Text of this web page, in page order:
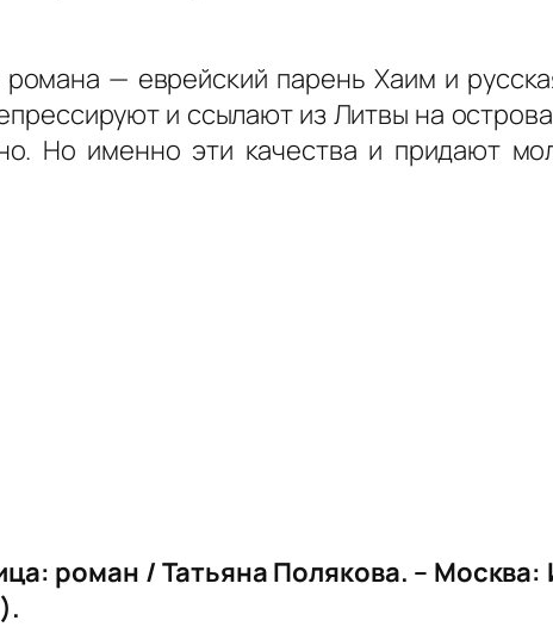
— еврейский парень Хаим и
и ссылают из Литвы на
Но именно эти качества и придают
роман / Татьяна Полякова. – Москва: